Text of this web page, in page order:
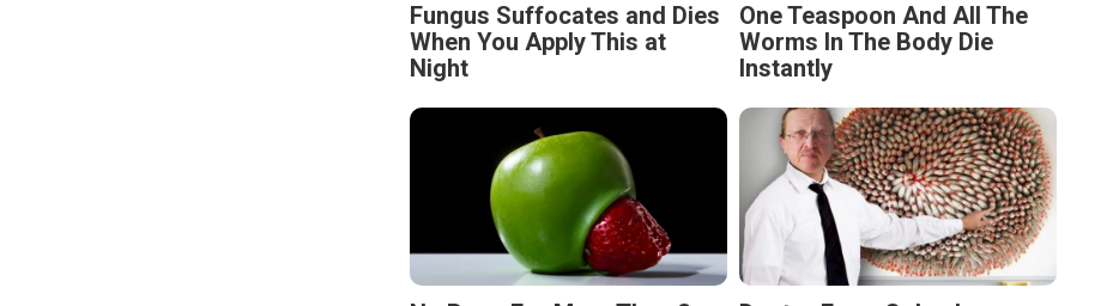
Fungus Suffocates and Dies
When You Apply This at
Night
One Teaspoon And All The
Worms In The Body Die
Instantly